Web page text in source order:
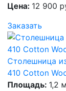
Цена: 12 900
Заказать
Столешница
410 Cotton
Площадь: 1,2